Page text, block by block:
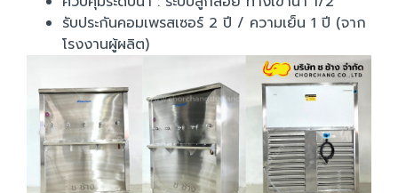
รับประกันคอมเพรสเซอร์ 2 ปี / ความเย็น 1 ปี (จาก
โรงงานผู้ผลิต)